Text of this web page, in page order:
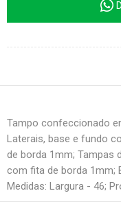
Tampo confeccionado
Laterais, base e fundo
de borda 1mm; Tampas
com fita de borda 1mm;
Medidas: Largura - 46;